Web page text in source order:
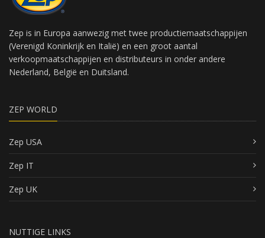
Zep is in Europa aanwezig met twee productiemaatschappijen
(Verenigd Koninkrijk en Italië) en een groot aantal
verkoopmaatschappijen en distributeurs in onder andere
Nederland, België en Duitsland.
ZEP WORLD
Zep USA
Zep IT
Zep UK
NUTTIGE LINKS